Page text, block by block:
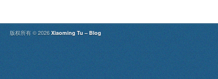
版权所有 © 2026 Xiaoming Tu – Blog